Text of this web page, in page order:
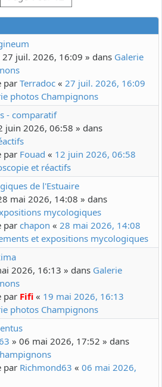
27 juil. 2026, 16:09 » dans Galerie
par Terradoc « 27 juil. 2026, 16:09
photos Champignons
- comparatif
juin 2026, 06:58 » dans
par Fouad « 12 juin 2026, 06:58
et réactifs
de l'Estuaire
mai 2026, 14:08 » dans
mycologiques
par chapon « 28 mai 2026, 14:08
et expositions mycologiques
2026, 16:13 » dans Galerie
par Fifi « 19 mai 2026, 16:13
photos Champignons
» 06 mai 2026, 17:52 » dans
par Richmond63 « 06 mai 2026,